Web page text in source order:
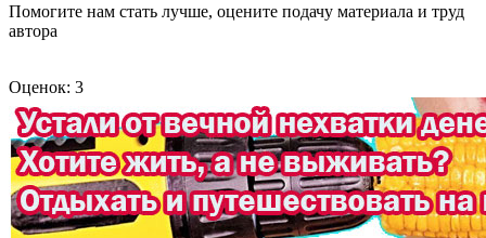
Помогите нам стать лучше, оцените подачу материала и труд
автора
Оценок: 3